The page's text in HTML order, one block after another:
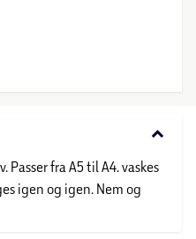
keyboard_arrow_down
fra A5 til A4. vaskes
igen og igen. Nem og